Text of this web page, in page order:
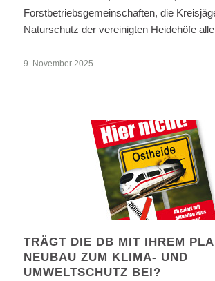
Forstbetriebsgemeinschaften, die
Naturschutz der vereinigten Heidehöfe
9. November 2025
TRÄGT DIE DB MIT IHREM
NEUBAU ZUM KLIMA- UND
UMWELTSCHUTZ BEI?